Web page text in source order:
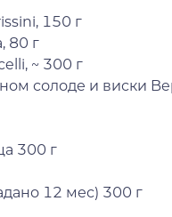
150 г
80 г
~ 300 г
солоде и виски
300 г
12 мес) 300 г